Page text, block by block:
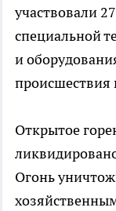
участвовали
специальной
и
происшествия
Открытое
Огонь